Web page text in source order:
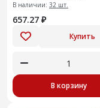
В наличии: 32 шт.
657.27 ₽
Купить
В корзину